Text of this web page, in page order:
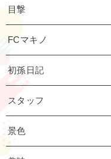
目撃
FCマキノ
初孫日記
スタッフ
景色